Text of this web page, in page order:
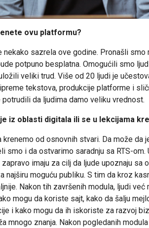
ovu platformu?
nekako sazrela ove godine. Pronašli smo
potpuno besplatna. Omogućili smo
veliki trud. Više od 20 ljudi je
tekstova, produkcije platforme i
da ljudima damo veliku vrednost.
iz oblasti digitala ili se u lekcijama
od osnovnih stvari. Da može da
smo i da ostvarimo saradnju sa RTS-om.
imaju za cilj da ljude upoznaju sa
najširu moguću publiku. S tim da kroz
Nakon tih završenih modula, ljudi
mogu da koriste sajt, kako da šalju
i kako mogu da ih iskoriste za razvoj
mnogo znanja. Nakon pogledanih